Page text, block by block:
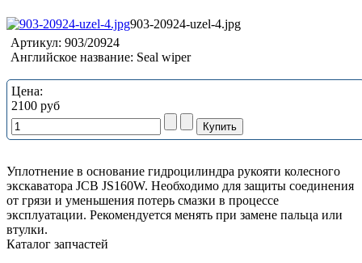
903-20924-uzel-4.jpg
Артикул: 903/20924
Английское название: Seal wiper
Цена:
2100 руб
Уплотнение в основание гидроцилиндра рукояти колесного
экскаватора JCB JS160W. Необходимо для защиты соединения
от грязи и уменьшения потерь смазки в процессе
эксплуатации. Рекомендуется менять при замене пальца или
втулки.
Каталог запчастей